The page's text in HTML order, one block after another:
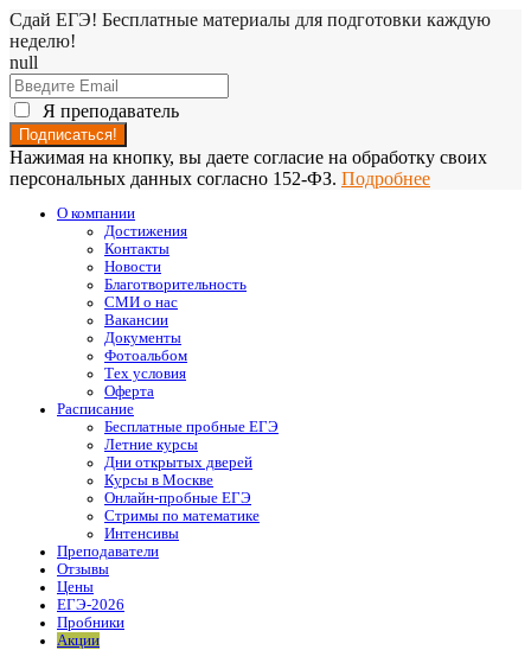
Сдай ЕГЭ! Бесплатные материалы для подготовки каждую
неделю!
null
Я преподаватель
Нажимая на кнопку, вы даете согласие на обработку своих
персональных данных согласно 152-ФЗ. Подробнее
О компании
Достижения
Контакты
Новости
Благотворительность
СМИ о нас
Вакансии
Документы
Фотоальбом
Тех условия
Оферта
Расписание
Бесплатные пробные ЕГЭ
Летние курсы
Дни открытых дверей
Курсы в Москве
Онлайн-пробные ЕГЭ
Стримы по математике
Интенсивы
Преподаватели
Отзывы
Цены
ЕГЭ-2026
Пробники
Акции